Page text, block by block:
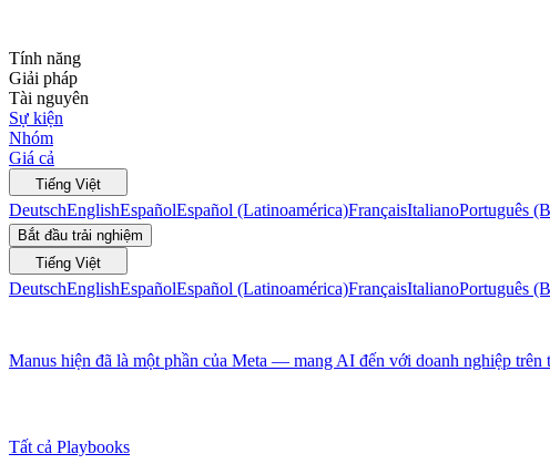
Tính năng
Giải pháp
Tài nguyên
Sự kiện
Nhóm
Giá cả
Tiếng Việt
DeutschEnglishEspañolEspañol (Latinoamérica)FrançaisItalianoPortuguês
Bắt đầu trải nghiệm
Tiếng Việt
DeutschEnglishEspañolEspañol (Latinoamérica)FrançaisItalianoPortuguês
Manus hiện đã là một phần của Meta — mang AI đến với doanh nghiệp trên
Tất cả Playbooks